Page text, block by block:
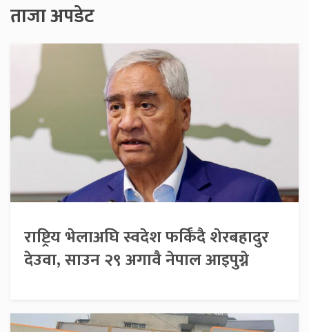
ताजा अपडेट
राष्ट्रिय भेलाअघि स्वदेश फर्किँदै शेरबहादुर
देउवा, साउन २९ अगावै नेपाल आइपुग्ने